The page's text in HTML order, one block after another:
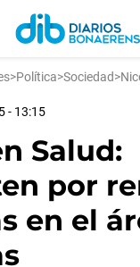
>Política>Sociedad>
- 13:15
Salud:
por
en el